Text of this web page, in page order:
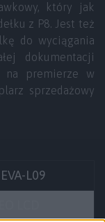
który jak
z P8. Jest też
do wyciągania
dokumentacji
na premierze w
sprzedażowy
L09